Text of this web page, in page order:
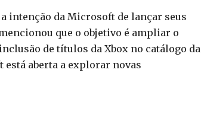
intenção da Microsoft de lançar seus
que o objetivo é ampliar o
de títulos da Xbox no catálogo da
aberta a explorar novas